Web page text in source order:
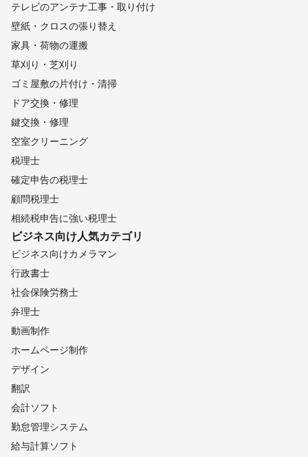
テレビのアンテナ工事・取り付け
壁紙・クロスの張り替え
家具・荷物の運搬
草刈り・芝刈り
ゴミ屋敷の片付け・清掃
ドア交換・修理
鍵交換・修理
空室クリーニング
税理士
確定申告の税理士
顧問税理士
相続税申告に強い税理士
ビジネス向け人気カテゴリ
ビジネス向けカメラマン
行政書士
社会保険労務士
弁理士
動画制作
ホームページ制作
デザイン
翻訳
会計ソフト
勤怠管理システム
給与計算ソフト